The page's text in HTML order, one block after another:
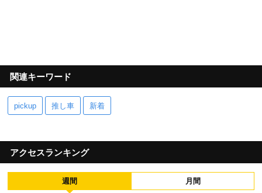
関連キーワード
pickup 推し車 新着
アクセスランキング
週間 月間